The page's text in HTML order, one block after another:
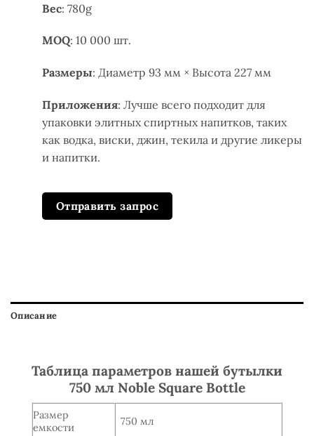
Вес: 780g
MOQ: 10 000 шт.
Размеры: Диаметр 93 мм × Высота 227 мм
Приложения: Лучше всего подходит для
упаковки элитных спиртных напитков, таких
как водка, виски, джин, текила и другие ликеры
и напитки.
Отправить запрос
Описание
Таблица параметров нашей бутылки
750 мл Noble Square Bottle
Размер
емкости
750 мл